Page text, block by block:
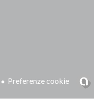
Preferenze cookie